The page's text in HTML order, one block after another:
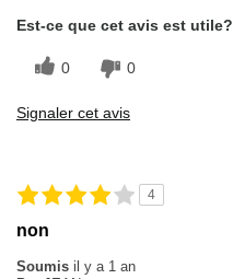
Est-ce que cet avis est utile?
0 0
Signaler cet avis
4
non
Soumis il y a 1 an